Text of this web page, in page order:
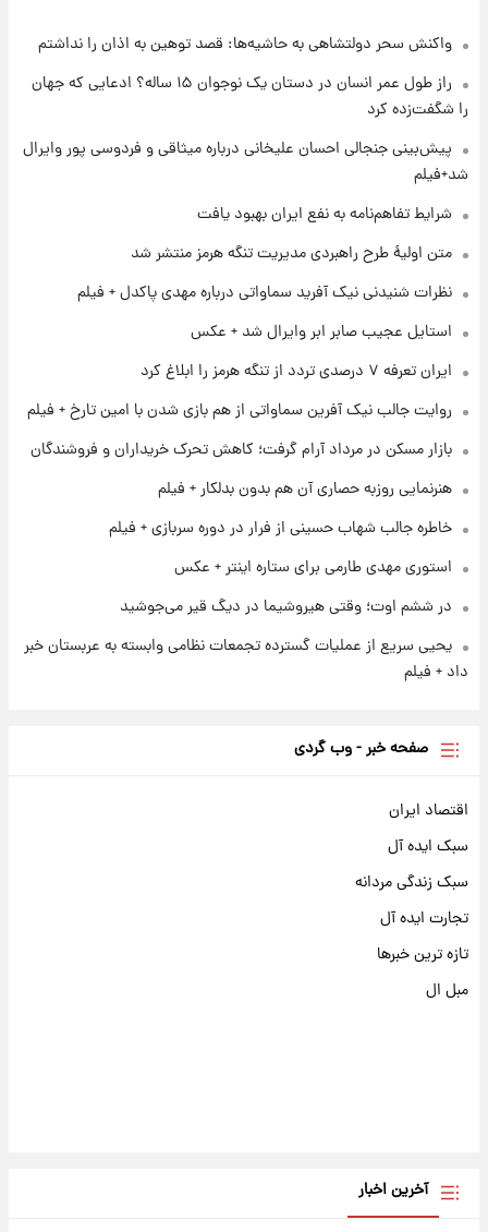
۱ روز پیش
شد
۱ روز پیش
بلندمدت + جدول
۱ روز پیش
سیگنال‌های جدید برای بازار طلا؛ پیش‌بینی
قیمت سکه و طلا فردا
فال حافظ پنجشنبه ۱۵ مرداد ماه ۱۴۰۵
۱ روز پیش
واکنش سحر دولتشاهی به حاشیه‌ها: قصد توهین به اذان را نداشتم
راز طول عمر انسان در دستان یک نوجوان ۱۵ ساله؟ ادعایی که جهان
را شگفت‌زده کرد
پیش‌بینی جنجالی احسان علیخانی درباره میثاقی و فردوسی پور وایرال
شد+فیلم
شرایط تفاهم‌نامه به نفع ایران بهبود یافت
متن اولیۀ طرح راهبردی مدیریت تنگه هرمز منتشر شد
نظرات شنیدنی نیک آفرید سماواتی درباره مهدی پاکدل + فیلم
استایل عجیب صابر ابر وایرال شد + عکس
ایران تعرفه ۷ درصدی تردد از تنگه هرمز را ابلاغ کرد
روایت جالب نیک آفرین سماواتی از هم بازی شدن با امین تارخ + فیلم
بازار مسکن در مرداد آرام گرفت؛ کاهش تحرک خریداران و فروشندگان
هنرنمایی روزبه حصاری آن هم بدون بدلکار + فیلم
خاطره جالب شهاب حسینی از فرار در دوره سربازی + فیلم
استوری مهدی طارمی برای ستاره اینتر + عکس
در ششم اوت؛ وقتی هیروشیما در دیگ قیر می‌جوشید
یحیی سریع از عملیات گسترده تجمعات نظامی وابسته به عربستان خبر
داد + فیلم
صفحه خبر - وب گردی
اقتصاد ایران
سبک ایده آل
سبک زندگی مردانه
تجارت ایده آل
تازه ترین خبرها
مبل ال
آخرین اخبار